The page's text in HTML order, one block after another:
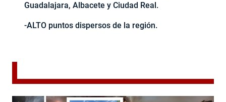
Guadalajara, Albacete y Ciudad Real.
-ALTO puntos dispersos de la región.